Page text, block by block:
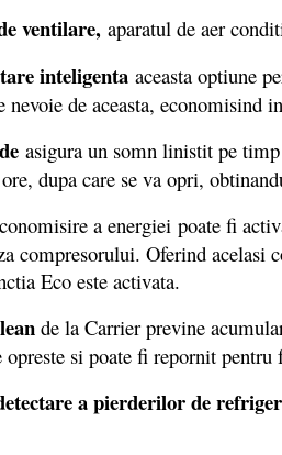
ventilare, aparatul de aer
inteligenta aceasta optiune
nevoie de aceasta,
asigura un somn linistit pe
dupa care se va opri,
a energiei poate fi
compresorului. Oferind acelasi
Eco este activata.
de la Carrier previne
si poate fi repornit
a pierderilor de